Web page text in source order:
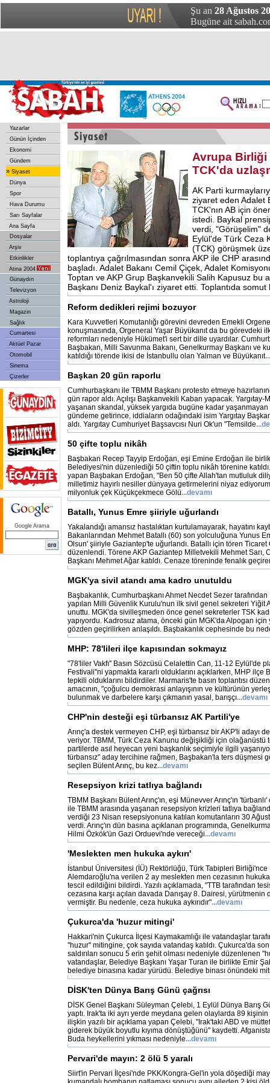
Şu an 28 Ağustos
Bugüne ait
Yazarlar
Günün İçinden
Ekonomi
Gündem
» Siyaset
Dünya
Spor
Hava Durumu
Sarı Sayfalar
Ana Sayfa
Dosyalar
Arşiv
Etkinlikler
Atina 2004
Günaydın
Televizyon
Astroloji
Magazin
Sağlık
Cumartesi
Aktüel Pazar
Otomobil
Sinema
Çizerler
Google Arama
Avrupa
TCK'da
AK Parti
ziyaret eden Adalet
TCK'nın AB için
istedi. Baykal
verdi, "Görüşelim"
Eylül'de Türk Ceza
(TCK) görüşmek
toplantıya çağrılmasından sonra AKP ile CHP
başladı. Adalet Bakanı Cemil Çiçek, Adalet
Toptan ve AKP Grup Başkanvekili Salih Kapusuz bu
Başkanı Deniz Baykal'ı ziyaret etti. Toplantıda somut
Reform dedikleri rejimi bozuyor
Kara Kuvvetleri Komutanlığı görevini devreden Emekli
konuşmasında, Orgeneral Yaşar Büyükanıt da bu görevdeki
reformları nedeniyle Hükümet'i sert bir dille uyardılar.
Başbakan, Milli Savunma Bakanı, Genelkurmay Başkanı ve
katıldığı törende ikisi de İstanbullu olan Yalman ve Büyükanıt
Başkan 20 gün raporlu
Cumhurbaşkanı ile TBMM Başkanı protesto etmeye
gün rapor aldı. Açılışı Başkanvekili Kaban yapacak. Yargıtay-
yaşanan skandal, yüksek yargıda bugüne kadar
gündeme getirince, iddiaların odağındaki isim Yargıtay
aldı. Yargıtay Cumhuriyet Başsavcısı Nuri Ok'un "Temsilde
50 çifte toplu nikâh
Başbakan Recep Tayyip Erdoğan, eşi Emine Erdoğan ile
Belediyesi'nin düzenlediği 50 çiftin toplu nikâh törenine
yapan Başbakan Erdoğan, "Ben 50 çifte Allah'tan mutluluk
milletimiz hayırlı nesiller dünyaya getirmelerini niyaz
milyonluk çek Küçükçekmece Gölü...devamı
Batallı, Yunus Emre şiiriyle uğurlandı
Yakalandığı amansız hastalıktan kurtulamayarak, hayatını
Bakanlarından Mehmet Batallı (60) son yolculuğuna Yunus
Olsun' şiiriyle Gaziantep'te uğurlandı. Batallı için tören Ticaret
düzenlendi. Törene AKP Gaziantep Milletvekili Mehmet Sarı,
Başkanı Mehmet Ağar katıldı. Cenaze töreninde fenalık
MGK'ya sivil atandı ama kadro unutuldu
Başbakanlık, Cumhurbaşkanı Ahmet Necdet Sezer
yapılan Milli Güvenlik Kurulu'nun ilk sivil genel sekreteri Yiğit
unuttu. MGK'da sivilleşmeden önce genel sekreterler TSK
yapıyordu. Kadrosuz atama, önceki gün MGK'da Alpogan için
gözden geçirilirken anlaşıldı. Başbakanlık cephesinde bu
MHP: 78'lileri ilçe kapısından sokmayız
"78'liler Vakfı'' Basın Sözcüsü Celalettin Can, 11-12 Eylül'de
Festivali''ni yapmakta kararlı olduklarını açıklarken, MHP ilçe
tepkili olduklarını bildirdiler. Marmaris'te basın toplantısı
amacının, "çoğulcu demokrasi anlayışının ve kültürünün
bulunmak ve darbelere karşı çıkmanın yasal, barışçı...devamı
CHP'nin desteği eşi türbansız AK Partili'ye
Arınç'a destek vermeyen CHP, eşi türbansız bir AKP'li adayı
veriyor. TBMM, Türk Ceza Kanunu değişikliği için olağanüstü
partilerde asıl heyecan yeni başkanlık seçimiyle ilgili
türbansız" aday tercihine rağmen, Başbakan'la ters düşmesi
seçilen Bülent Arınç, bu kez...devamı
Resepsiyon krizi tatlıya bağlandı
TBMM Başkanı Bülent Arınç'ın, eşi Münevver Arınç'ın
ile TBMM arasında yaşanan resepsiyon krizleri tatlıya
verdiği 23 Nisan resepsiyonuna katılan komutanların 30
verdi. Arınç'ın dün basına açıklanan programında,
Hilmi Özkök'ün Gazi Orduevi'nde vereceği...devamı
'Meslekten men hukuka aykırı'
İstanbul Üniversitesi (İÜ) Rektörlüğü, Türk Tabipleri Birliği'nce
Alemdaroğlu'na verilen 2 ay meslekten men cezasının hukuka
tescil edildiğini bildirdi. Yazılı açıklamada, "TTB tarafından
cezasına karşı açılan davada Danışay 8. Dairesi, yürütmenin
vermiştir. Bu nedenle, ceza hukuka aykırıdır"...devamı
Çukurca'da 'huzur mitingi'
Hakkari'nin Çukurca İlçesi Kaymakamlığı ile vatandaşlar
''huzur'' mitingine, çok sayıda vatandaş katıldı. Çukurca'da
saldırıları sonucu 5 erin şehit olması nedeniyle düzenlenen
vatandaşlar, Belediye Başkanı Yaşar Turan ile birlikte Emir
belediye binasına kadar yürüdü. Belediye binası önündeki
DİSK'ten Dünya Barış Günü çağrısı
DİSK Genel Başkanı Süleyman Çelebi, 1 Eylül Dünya Barış
yaptı. Irak'ta iki ayrı yerde meydana gelen olaylarda 89 kişinin
ilişkin yazılı bir açıklama yapan Çelebi, "Irak'taki ABD ve
giderek büyük boyutlu kıyıma dönüştüğünü'' kaydetti.
Buda heykellerini yıkması nedeniyle...devamı
Pervari'de mayın: 2 ölü 5 yaralı
Siirt'in Pervari İlçesi'nde PKK/Kongra-Gel'in yola döşediği